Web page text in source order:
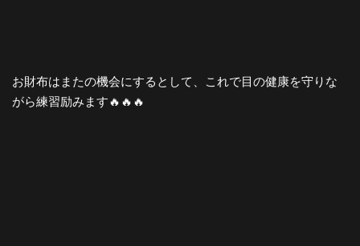
お財布はまたの機会にするとして、これで目の健康を守りな
がら練習励みます🔥🔥🔥